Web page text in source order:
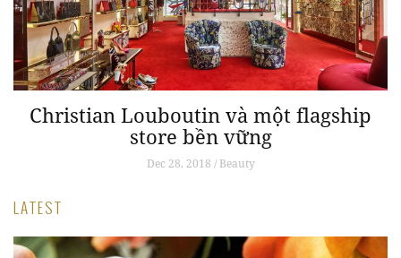
Christian Louboutin và một flagship
store bền vững
Dec 28, 2018 / Beauty
LATEST